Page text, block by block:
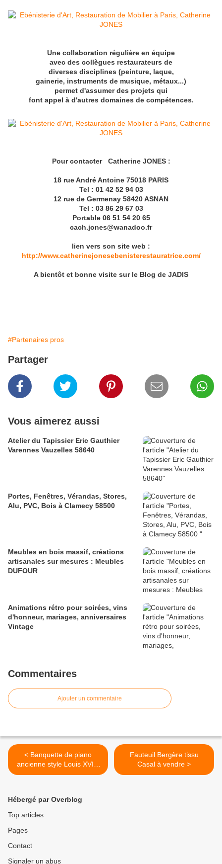
Une collaboration régulière en équipe
avec des collègues restaurateurs de
diverses disciplines (peinture, laque,
gainerie, instruments de musique, métaux...)
permet d'assumer des projets qui
font appel à d'autres domaines de compétences.
Pour contacter Catherine JONES :
18 rue André Antoine 75018 PARIS
Tel : 01 42 52 94 03
12 rue de Germenay 58420 ASNAN
Tel : 03 86 29 67 03
Portable 06 51 54 20 65
cach.jones@wanadoo.fr
lien vers son site web :
http://www.catherinejonesebenisterestauratrice.com/
A bientôt et bonne visite sur le Blog de JADIS
#Partenaires pros
Partager
Vous aimerez aussi
Atelier du Tapissier Eric Gauthier
Varennes Vauzelles 58640
Portes, Fenêtres, Vérandas, Stores,
Alu, PVC, Bois à Clamecy 58500
Meubles en bois massif, créations
artisanales sur mesures : Meubles
DUFOUR
Animations rétro pour soirées, vins
d'honneur, mariages, anniversaires
Vintage
Commentaires
Ajouter un commentaire
< Banquette de piano
ancienne style Louis XVI à
vendre
Fauteuil Bergère tissu
Casal à vendre >
Hébergé par Overblog
Top articles
Pages
Contact
Signaler un abus